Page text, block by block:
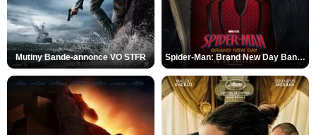
Mutiny Bande-annonce VO STFR Spider-Man: Brand New Day Bande-annonce VO STFR